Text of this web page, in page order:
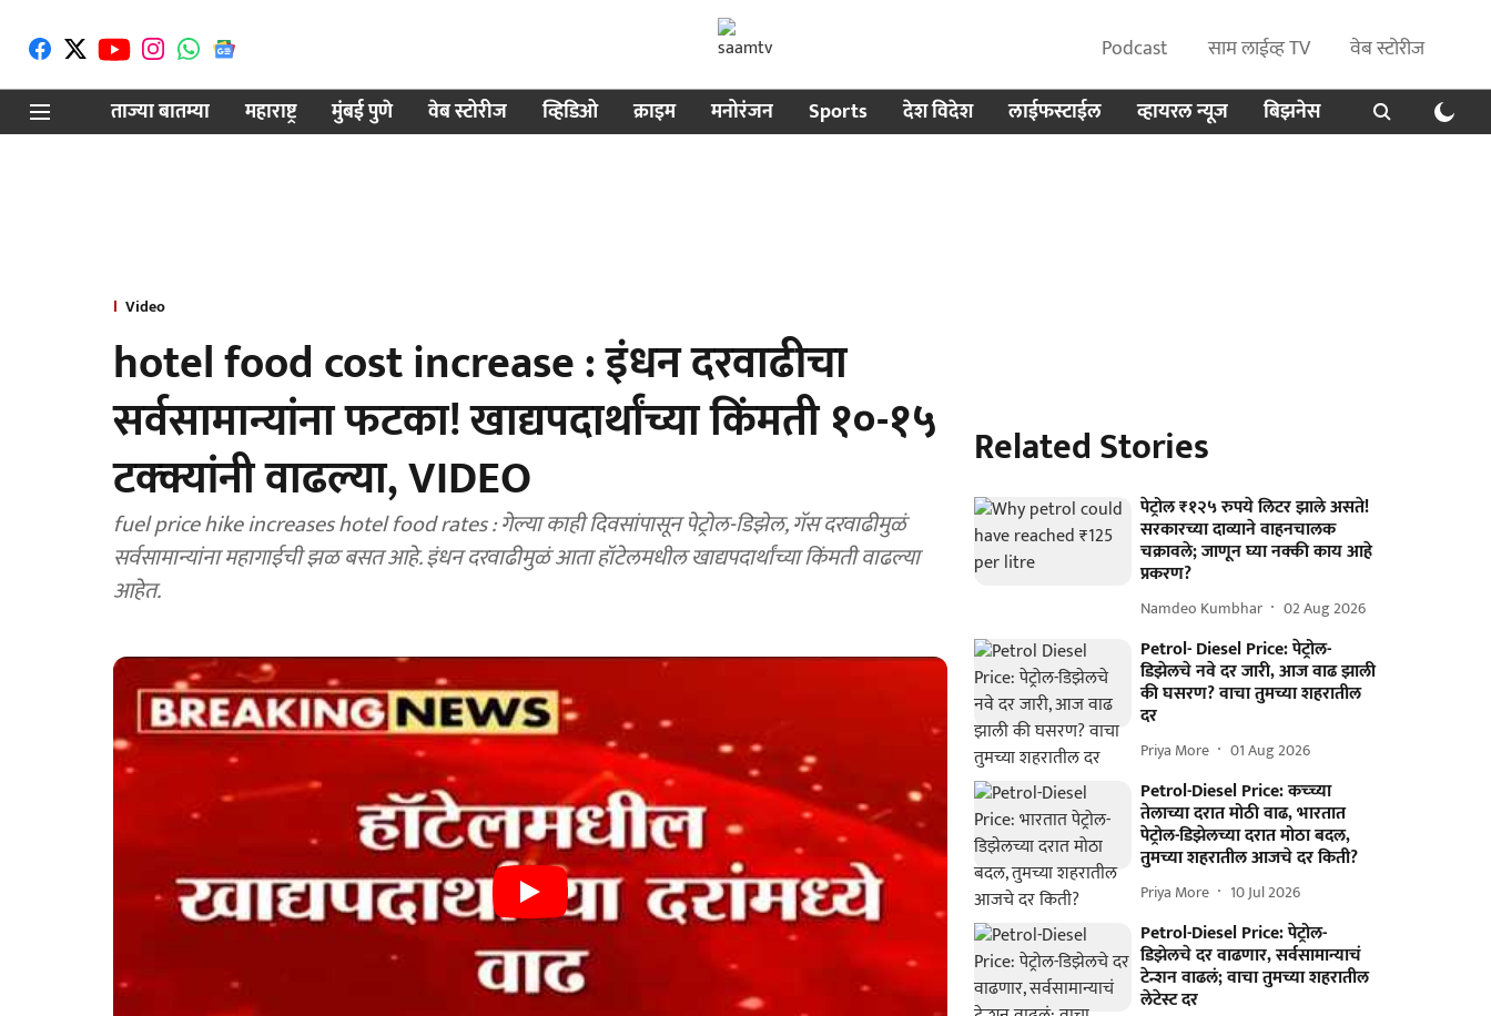
Podcast साम लाईव्ह TV
वेब स्टोरीज
ताज्या बातम्या
महाराष्ट्र मुंबई पुणे वेब स्टोरीज व्हिडिओ क्राइम मनोरंजन Sports देश विदेश लाईफस्टाईल व्हायरल न्यूज बिझनेस
Video
hotel food cost increase : इंधन दरवाढीचा
सर्वसामान्यांना फटका! खाद्यपदार्थांच्या किंमती १०-१५
टक्क्यांनी वाढल्या, VIDEO
fuel price hike increases hotel food rates : गेल्या काही दिवसांपासून पेट्रोल-डिझेल, गॅस दरवाढीमुळं
सर्वसामान्यांना महागाईची झळ बसत आहे. इंधन दरवाढीमुळं आता हॉटेलमधील खाद्यपदार्थांच्या किंमती वाढल्या
आहेत.
Related Stories
पेट्रोल ₹१२५ रुपये लिटर झाले असते!
सरकारच्या दाव्याने वाहनचालक
चक्रावले; जाणून घ्या नक्की काय आहे
प्रकरण?
Namdeo Kumbhar 02 Aug 2026
Petrol- Diesel Price: पेट्रोल-
डिझेलचे नवे दर जारी, आज वाढ झाली
की घसरण? वाचा तुमच्या शहरातील
दर
Priya More 01 Aug 2026
Petrol-Diesel Price: कच्च्या
तेलाच्या दरात मोठी वाढ, भारतात
पेट्रोल-डिझेलच्या दरात मोठा बदल,
तुमच्या शहरातील आजचे दर किती?
Priya More 10 Jul 2026
Petrol-Diesel Price: पेट्रोल-
डिझेलचे दर वाढणार, सर्वसामान्याचं
टेन्शन वाढलं; वाचा तुमच्या शहरातील
लेटेस्ट दर